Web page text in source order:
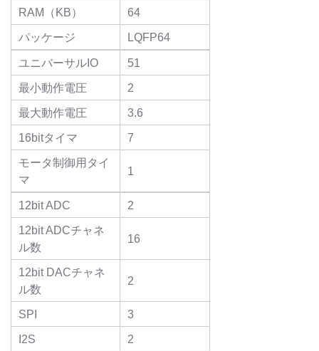
RAM（KB）
64
パッケージ
LQFP64
ユニバーサルIO
51
最小動作電圧
2
最大動作電圧
3.6
16bitタイマ
7
モータ制御用タイ
マ
1
12bit ADC
2
12bit ADCチャネ
ル数
16
12bit DACチャネ
ル数
2
SPI
3
I2S
2